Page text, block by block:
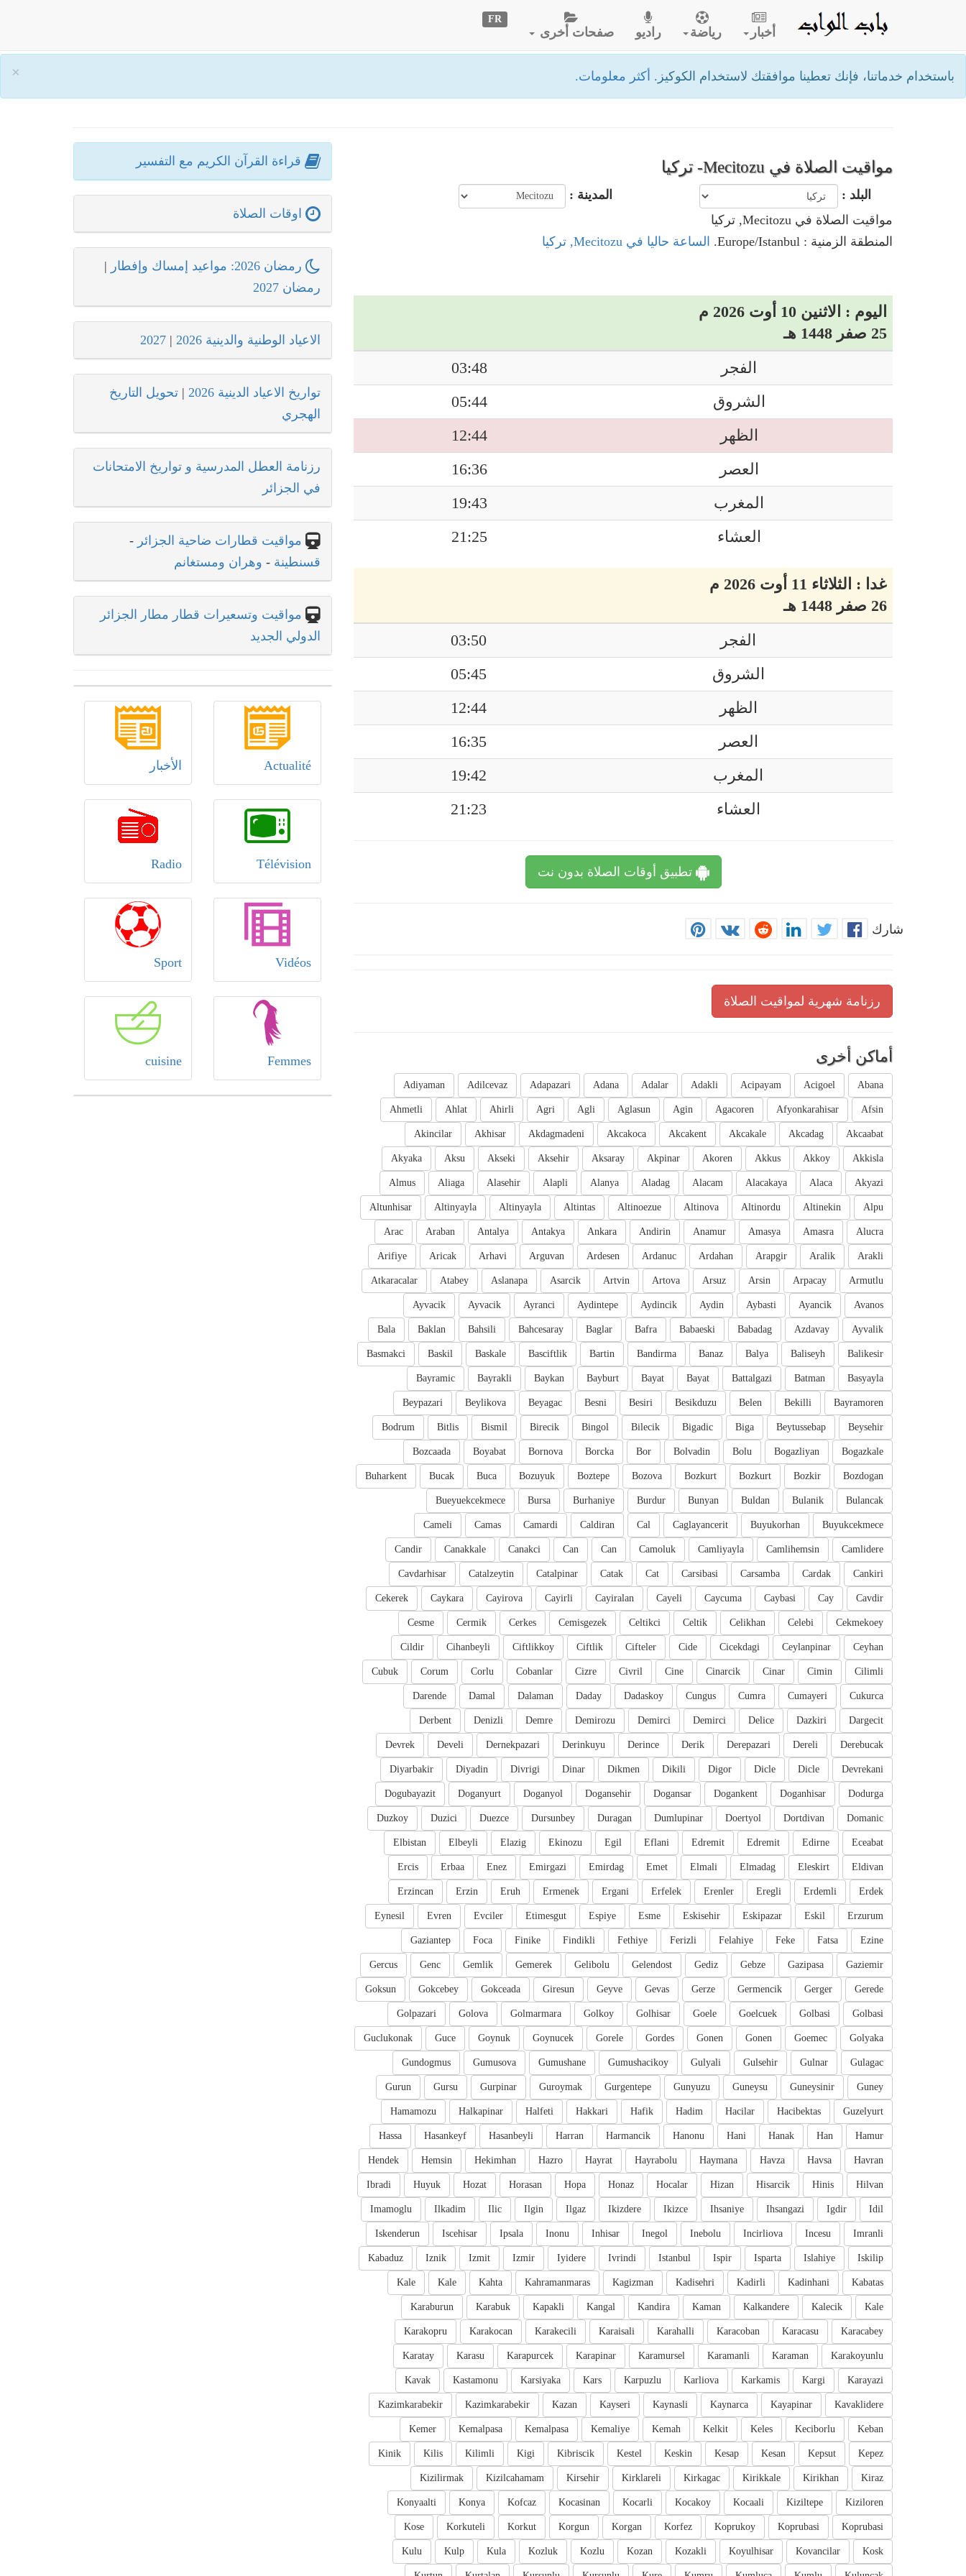
× باستخدام خدماتنا، فإنك تعطينا موافقتك لاستخدام الكوكيز. أكثر معلومات.
أخبار رياضة راديو صفحات أخرى
FR
مواقيت الصلاة في Mecitozu- تركيا
البلد :
المدينة :
مواقيت الصلاة في Mecitozu, تركيا
المنطقة الزمنية : Europe/Istanbul.
الساعة حاليا في Mecitozu, تركيا
اليوم : الاثنين 10 أوت 2026 م
25 صفر 1448 هـ
الفجر
03:48
الشروق
05:44
الظهر
12:44
العصر
16:36
المغرب
19:43
العشاء
21:25
غدا : الثلاثاء 11 أوت 2026 م
26 صفر 1448 هـ
الفجر
03:50
الشروق
05:45
الظهر
12:44
العصر
16:35
المغرب
19:42
العشاء
21:23
تطبيق أوقات الصلاة بدون نت
شارك
رزنامة شهرية لمواقيت الصلاة
أماكن أخرى
Abana
Acigoel
Acipayam
Adakli
Adalar
Adana
Adapazari
Adilcevaz
Adiyaman
Afsin
Afyonkarahisar
Agacoren
Agin
Aglasun
Agli
Agri
Ahirli
Ahlat
Ahmetli
Akcaabat
Akcadag
Akcakale
Akcakent
Akcakoca
Akdagmadeni
Akhisar
Akincilar
Akkisla
Akkoy
Akkus
Akoren
Akpinar
Aksaray
Aksehir
Akseki
Aksu
Akyaka
Akyazi
Alaca
Alacakaya
Alacam
Aladag
Alanya
Alapli
Alasehir
Aliaga
Almus
Alpu
Altinekin
Altinordu
Altinova
Altinoezue
Altintas
Altinyayla
Altinyayla
Altunhisar
Alucra
Amasra
Amasya
Anamur
Andirin
Ankara
Antakya
Antalya
Araban
Arac
Arakli
Aralik
Arapgir
Ardahan
Ardanuc
Ardesen
Arguvan
Arhavi
Aricak
Arifiye
Armutlu
Arpacay
Arsin
Arsuz
Artova
Artvin
Asarcik
Aslanapa
Atabey
Atkaracalar
Avanos
Ayancik
Aybasti
Aydin
Aydincik
Aydintepe
Ayranci
Ayvacik
Ayvacik
Ayvalik
Azdavay
Babadag
Babaeski
Bafra
Baglar
Bahcesaray
Bahsili
Baklan
Bala
Balikesir
Baliseyh
Balya
Banaz
Bandirma
Bartin
Basciftlik
Baskale
Baskil
Basmakci
Basyayla
Batman
Battalgazi
Bayat
Bayat
Bayburt
Baykan
Bayrakli
Bayramic
Bayramoren
Bekilli
Belen
Besikduzu
Besiri
Besni
Beyagac
Beylikova
Beypazari
Beysehir
Beytussebap
Biga
Bigadic
Bilecik
Bingol
Birecik
Bismil
Bitlis
Bodrum
Bogazkale
Bogazliyan
Bolu
Bolvadin
Bor
Borcka
Bornova
Boyabat
Bozcaada
Bozdogan
Bozkir
Bozkurt
Bozkurt
Bozova
Boztepe
Bozuyuk
Buca
Bucak
Buharkent
Bulancak
Bulanik
Buldan
Bunyan
Burdur
Burhaniye
Bursa
Bueyuekcekmece
Buyukcekmece
Buyukorhan
Caglayancerit
Cal
Caldiran
Camardi
Camas
Cameli
Camlidere
Camlihemsin
Camliyayla
Camoluk
Can
Can
Canakci
Canakkale
Candir
Cankiri
Cardak
Carsamba
Carsibasi
Cat
Catak
Catalpinar
Catalzeytin
Cavdarhisar
Cavdir
Cay
Caybasi
Caycuma
Cayeli
Cayiralan
Cayirli
Cayirova
Caykara
Cekerek
Cekmekoey
Celebi
Celikhan
Celtik
Celtikci
Cemisgezek
Cerkes
Cermik
Cesme
Ceyhan
Ceylanpinar
Cicekdagi
Cide
Cifteler
Ciftlik
Ciftlikkoy
Cihanbeyli
Cildir
Cilimli
Cimin
Cinar
Cinarcik
Cine
Civril
Cizre
Cobanlar
Corlu
Corum
Cubuk
Cukurca
Cumayeri
Cumra
Cungus
Dadaskoy
Daday
Dalaman
Damal
Darende
Dargecit
Dazkiri
Delice
Demirci
Demirci
Demirozu
Demre
Denizli
Derbent
Derebucak
Dereli
Derepazari
Derik
Derince
Derinkuyu
Dernekpazari
Develi
Devrek
Devrekani
Dicle
Dicle
Digor
Dikili
Dikmen
Dinar
Divrigi
Diyadin
Diyarbakir
Dodurga
Doganhisar
Dogankent
Dogansar
Dogansehir
Doganyol
Doganyurt
Dogubayazit
Domanic
Dortdivan
Doertyol
Dumlupinar
Duragan
Dursunbey
Duezce
Duzici
Duzkoy
Eceabat
Edirne
Edremit
Edremit
Eflani
Egil
Ekinozu
Elazig
Elbeyli
Elbistan
Eldivan
Eleskirt
Elmadag
Elmali
Emet
Emirdag
Emirgazi
Enez
Erbaa
Ercis
Erdek
Erdemli
Eregli
Erenler
Erfelek
Ergani
Ermenek
Eruh
Erzin
Erzincan
Erzurum
Eskil
Eskipazar
Eskisehir
Esme
Espiye
Etimesgut
Evciler
Evren
Eynesil
Ezine
Fatsa
Feke
Felahiye
Ferizli
Fethiye
Findikli
Finike
Foca
Gaziantep
Gaziemir
Gazipasa
Gebze
Gediz
Gelendost
Gelibolu
Gemerek
Gemlik
Genc
Gercus
Gerede
Gerger
Germencik
Gerze
Gevas
Geyve
Giresun
Gokceada
Gokcebey
Goksun
Golbasi
Golbasi
Goelcuek
Goele
Golhisar
Golkoy
Golmarmara
Golova
Golpazari
Golyaka
Goemec
Gonen
Gonen
Gordes
Gorele
Goynucek
Goynuk
Guce
Guclukonak
Gulagac
Gulnar
Gulsehir
Gulyali
Gumushacikoy
Gumushane
Gumusova
Gundogmus
Guney
Guneysinir
Guneysu
Gunyuzu
Gurgentepe
Guroymak
Gurpinar
Gursu
Gurun
Guzelyurt
Hacibektas
Hacilar
Hadim
Hafik
Hakkari
Halfeti
Halkapinar
Hamamozu
Hamur
Han
Hanak
Hani
Hanonu
Harmancik
Harran
Hasanbeyli
Hasankeyf
Hassa
Havran
Havsa
Havza
Haymana
Hayrabolu
Hayrat
Hazro
Hekimhan
Hemsin
Hendek
Hilvan
Hinis
Hisarcik
Hizan
Hocalar
Honaz
Hopa
Horasan
Hozat
Huyuk
Ibradi
Idil
Igdir
Ihsangazi
Ihsaniye
Ikizce
Ikizdere
Ilgaz
Ilgin
Ilic
Ilkadim
Imamoglu
Imranli
Incesu
Incirliova
Inebolu
Inegol
Inhisar
Inonu
Ipsala
Iscehisar
Iskenderun
Iskilip
Islahiye
Isparta
Ispir
Istanbul
Ivrindi
Iyidere
Izmir
Izmit
Iznik
Kabaduz
Kabatas
Kadinhani
Kadirli
Kadisehri
Kagizman
Kahramanmaras
Kahta
Kale
Kale
Kale
Kalecik
Kalkandere
Kaman
Kandira
Kangal
Kapakli
Karabuk
Karaburun
Karacabey
Karacasu
Karacoban
Karahalli
Karaisali
Karakecili
Karakocan
Karakopru
Karakoyunlu
Karaman
Karamanli
Karamursel
Karapinar
Karapurcek
Karasu
Karatay
Karayazi
Kargi
Karkamis
Karliova
Karpuzlu
Kars
Karsiyaka
Kastamonu
Kavak
Kavaklidere
Kayapinar
Kaynarca
Kaynasli
Kayseri
Kazan
Kazimkarabekir
Kazimkarabekir
Keban
Keciborlu
Keles
Kelkit
Kemah
Kemaliye
Kemalpasa
Kemalpasa
Kemer
Kepez
Kepsut
Kesan
Kesap
Keskin
Kestel
Kibriscik
Kigi
Kilimli
Kilis
Kinik
Kiraz
Kirikhan
Kirikkale
Kirkagac
Kirklareli
Kirsehir
Kizilcahamam
Kizilirmak
Kiziloren
Kiziltepe
Kocaali
Kocakoy
Kocarli
Kocasinan
Kofcaz
Konya
Konyaalti
Koprubasi
Koprubasi
Koprukoy
Korfez
Korgan
Korgun
Korkut
Korkuteli
Kose
Kosk
Kovancilar
Koyulhisar
Kozakli
Kozan
Kozlu
Kozluk
Kula
Kulp
Kulu
قراءة القرآن الكريم مع التفسير
اوقات الصلاة
رمضان 2026: مواعيد إمساك وإفطار
|
رمضان 2027
الاعياد الوطنية والدينية 2026 |
2027
تواريخ الاعياد الدينية 2026 | تحويل التاريخ
الهجري
رزنامة العطل المدرسية و تواريخ الامتحانات
في الجزائر
مواقيت قطارات ضاحية الجزائر -
قسنطينة - وهران ومستغانم
مواقيت وتسعيرات قطار مطار الجزائر
الدولي الجديد
Actualité الأخبار
Télévision
Radio
Vidéos
Sport
Femmes
cuisine